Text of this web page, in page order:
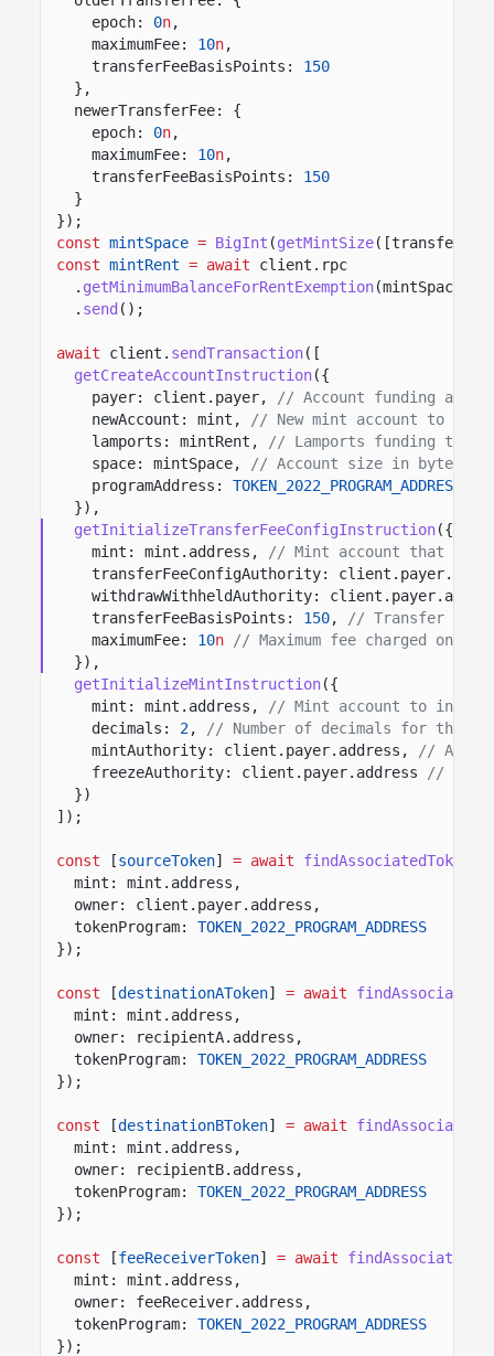
epoch:
0n,
maximumFee:
10n,
transferFeeBasisPoints:
150
},
newerTransferFee: {
epoch:
0n,
maximumFee:
10n,
transferFeeBasisPoints:
150
}
});
const mintSpace = BigInt (getMintSize
const mintRent = await
client.rpc
. getMinimumBalanceForRentExemption(mintSpace)
. send ();
await client. sendTransaction([
getCreateAccountInstruction({
payer: client.payer,
// Account funding
newAccount: mint,
// New mint account to
lamports: mintRent,
// Lamports funding the
space: mintSpace,
// Account size in bytes
programAddress:
TOKEN_2022_PROGRAM_ADDRESS
}),
getInitializeTransferFeeConfigInstruction({
mint: mint.address,
// Mint account that
transferFeeConfigAuthority:
withdrawWithheldAuthority:
transferFeeBasisPoints:
150,
// Transfer fee
maximumFee:
10n
// Maximum fee charged on
}),
getInitializeMintInstruction({
mint: mint.address,
// Mint account to
decimals:
2,
// Number of decimals for the
mintAuthority: client.payer.address,
//
freezeAuthority: client.payer.address
//
})
]);
const [sourceToken] = await
mint: mint.address,
owner: client.payer.address,
tokenProgram:
TOKEN_2022_PROGRAM_ADDRESS
});
const [destinationAToken] = await
mint: mint.address,
owner: recipientA.address,
tokenProgram:
TOKEN_2022_PROGRAM_ADDRESS
});
const [destinationBToken] = await
mint: mint.address,
owner: recipientB.address,
tokenProgram:
TOKEN_2022_PROGRAM_ADDRESS
});
const [feeReceiverToken] = await
mint: mint.address,
owner: feeReceiver.address,
tokenProgram:
TOKEN_2022_PROGRAM_ADDRESS
});